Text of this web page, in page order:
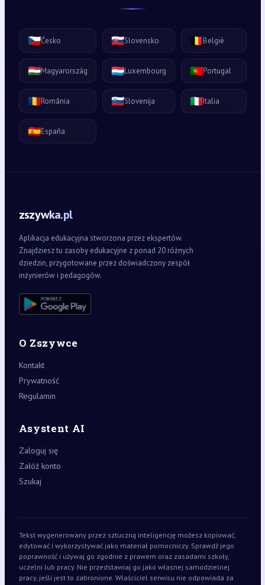
🇨🇿Česko 🇸🇰Slovensko 🇧🇪België
🇭🇺Magyarország 🇱🇺Luxembourg 🇵🇹Portugal
🇷🇴România 🇸🇮Slovenija 🇮🇹Italia
🇪🇸España
zszywka.pl
Aplikacja edukacyjna stworzona przez ekspertów.
Znajdziesz tu zasoby edukacyjne z ponad 20 różnych
dziedzin, przygotowane przez doświadczony zespół
inżynierów i pedagogów.
O Zszywce
Kontakt
Prywatność
Regulamin
Asystent AI
Zaloguj się
Załóż konto
Szukaj
Tekst wygenerowany przez sztuczną inteligencję możesz kopiować,
edytować i wykorzystywać jako materiał pomocniczy. Sprawdź jego
poprawność i używaj go zgodnie z prawem oraz zasadami szkoły,
uczelni lub pracy. Nie przedstawiaj go jako własnej samodzielnej
pracy, jeśli jest to zabronione. Właściciel serwisu nie odpowiada za